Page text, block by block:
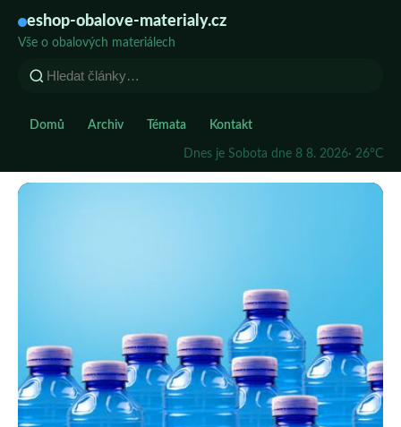
eshop-obalove-materialy.cz
Vše o obalových materiálech
Domů Archiv Témata Kontakt
Dnes je Sobota dne 8 8. 2026· 26°C